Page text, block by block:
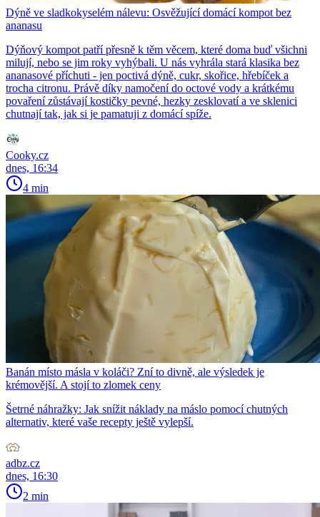
Dýně ve sladkokyselém nálevu: Osvěžující domácí kompot bez
ananasu
Dýňový kompot patří přesně k těm věcem, které doma buď všichni
milují, nebo se jim roky vyhýbali. U nás vyhrála stará klasika bez
ananasové příchuti - jen poctivá dýně, cukr, skořice, hřebíček a
trocha citronu. Právě díky namočení do octové vody a krátkému
povaření zůstávají kostičky pevné, hezky zesklovatí a ve sklenici
chutnají tak, jak si je pamatuji z domácí spíže.
Cooky.cz
dnes, 16:34
4 min
Banán místo másla v koláči? Zní to divně, ale výsledek je
krémovější. A stojí to zlomek ceny
Šetrné náhražky: Jak snížit náklady na máslo pomocí chutných
alternativ, které vaše recepty ještě vylepší.
adbz.cz
dnes, 16:30
2 min